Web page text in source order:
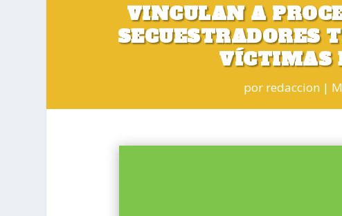
VINCULAN A
SECUESTRADORES
VÍCTIMAS
por redaccion